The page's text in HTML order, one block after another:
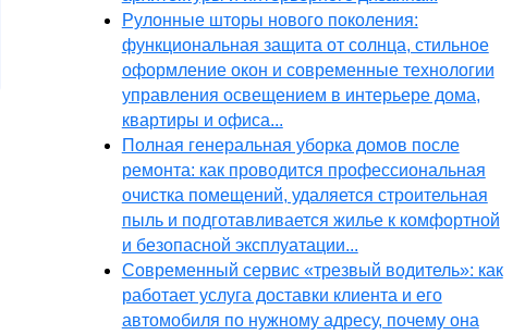
Рулонные шторы нового поколения:
функциональная защита от солнца, стильное
оформление окон и современные технологии
управления освещением в интерьере дома,
квартиры и офиса...
Полная генеральная уборка домов после
ремонта: как проводится профессиональная
очистка помещений, удаляется строительная
пыль и подготавливается жилье к комфортной
и безопасной эксплуатации...
Современный сервис «трезвый водитель»: как
работает услуга доставки клиента и его
автомобиля по нужному адресу, почему она